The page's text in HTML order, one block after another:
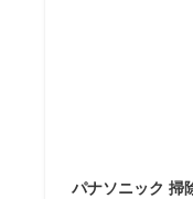
パナソニック 掃